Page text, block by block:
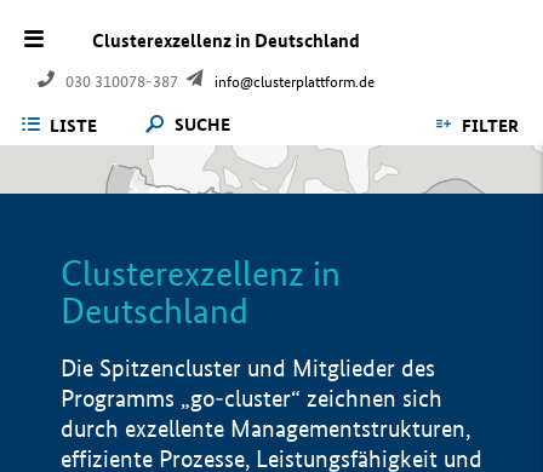
Clusterexzellenz in Deutschland
030 310078-387 info@clusterplattform.de
LISTE SUCHE FILTER
Clusterexzellenz in
Deutschland
Die Spitzencluster und Mitglieder des
Programms „go-cluster“ zeichnen sich
durch exzellente Managementstrukturen,
effiziente Prozesse, Leistungsfähigkeit und